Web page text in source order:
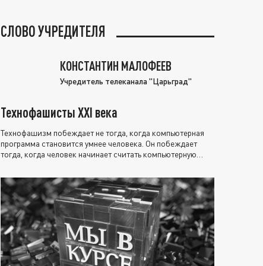
СЛОВО УЧРЕДИТЕЛЯ
КОНСТАНТИН МАЛОФЕЕВ
Учредитель телеканала "Царьград"
Технофашисты XXI века
Технофашизм побеждает не тогда, когда компьютерная
программа становится умнее человека. Он побеждает
тогда, когда человек начинает считать компьютерную